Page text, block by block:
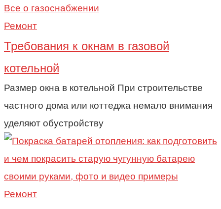
Ремонт
Требования к окнам в газовой
котельной
Размер окна в котельной При строительстве
частного дома или коттеджа немало внимания
уделяют обустройству
Ремонт